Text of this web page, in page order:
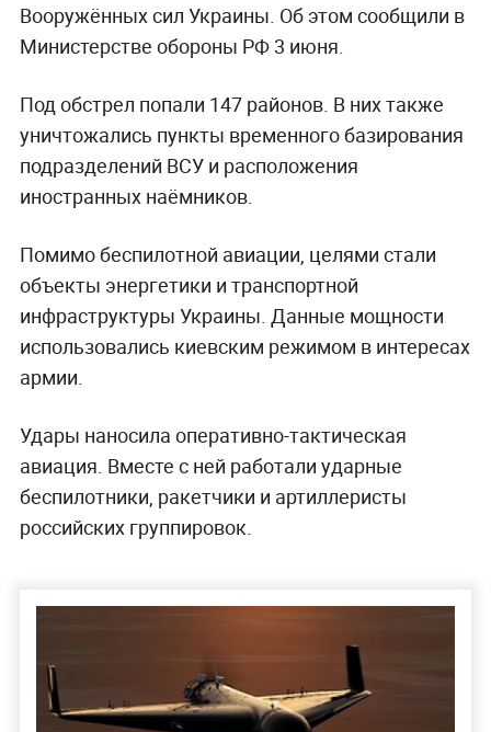
Вооружённых сил Украины. Об этом сообщили в
Министерстве обороны РФ 3 июня.
Под обстрел попали 147 районов. В них также
уничтожались пункты временного базирования
подразделений ВСУ и расположения
иностранных наёмников.
Помимо беспилотной авиации, целями стали
объекты энергетики и транспортной
инфраструктуры Украины. Данные мощности
использовались киевским режимом в интересах
армии.
Удары наносила оперативно-тактическая
авиация. Вместе с ней работали ударные
беспилотники, ракетчики и артиллеристы
российских группировок.